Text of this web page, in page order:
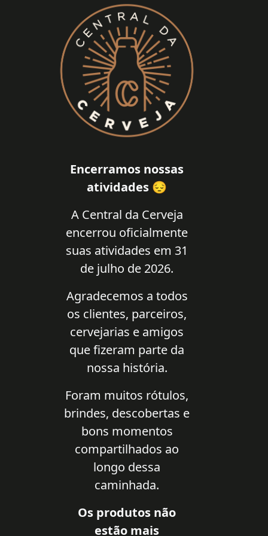
Encerramos nossas
atividades 😔
A Central da Cerveja
encerrou oficialmente
suas atividades em 31
de julho de 2026.
Agradecemos a todos
os clientes, parceiros,
cervejarias e amigos
que fizeram parte da
nossa história.
Foram muitos rótulos,
brindes, descobertas e
bons momentos
compartilhados ao
longo dessa
caminhada.
Os produtos não
estão mais